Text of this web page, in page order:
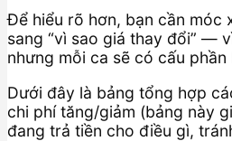
Để hiểu rõ hơn, bạn cần móc
sang “vì sao giá thay đổi” —
nhưng mỗi ca sẽ có cấu phần
Dưới đây là bảng tổng hợp
chi phí tăng/giảm (bảng này
đang trả tiền cho điều gì,